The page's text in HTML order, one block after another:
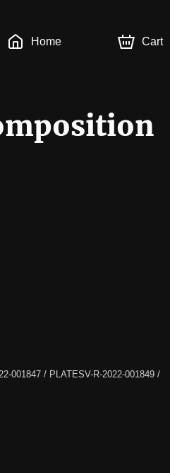
Home Cart
001847 / PLATESV-R-2022-001849 /